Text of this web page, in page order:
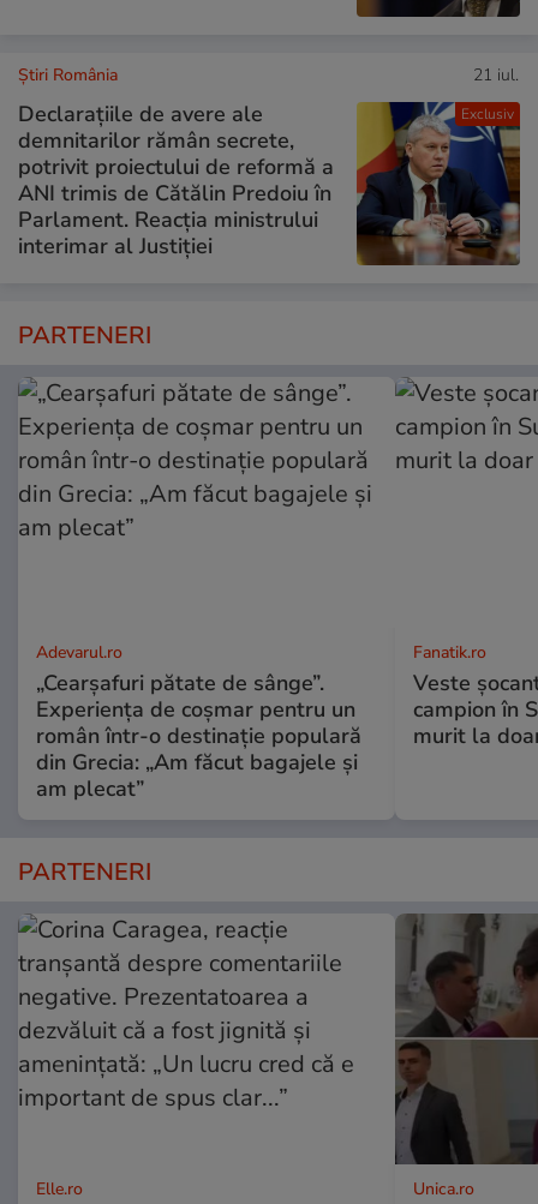
Exclusiv
Știri România 21 iul.
Declarațiile de avere ale
demnitarilor rămân secrete,
potrivit proiectului de reformă a
ANI trimis de Cătălin Predoiu în
Parlament. Reacția ministrului
interimar al Justiției
PARTENERI
Adevarul.ro
„Cearșafuri pătate de sânge”.
Experiența de coșmar pentru un
român într-o destinație populară
din Grecia: „Am făcut bagajele și
am plecat”
Fanatik.ro
Veste
campion în
murit la
PARTENERI
Elle.ro Unica.ro